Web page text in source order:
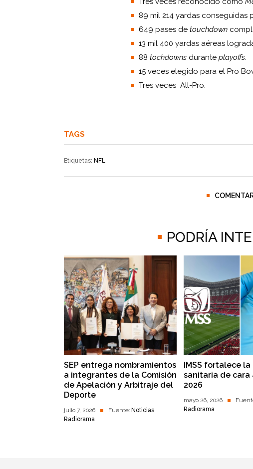
89 mil 214 yardas conseguidas
649 pases de touchdown
13 mil 400 yardas aéreas
88 tochdowns durante playoffs.
15 veces elegido para el Pro
Tres veces All-Pro.
TAGS
Etiquetas: NFL
PODRÍA
SEP entrega nombramientos
a integrantes de la Comisión
de Apelación y Arbitraje del
Deporte
julio 7, 2026 Fuente: Noticias
Radiorama
IMSS fortalece
sanitaria de cara
2026
mayo 26, 2026
Radiorama